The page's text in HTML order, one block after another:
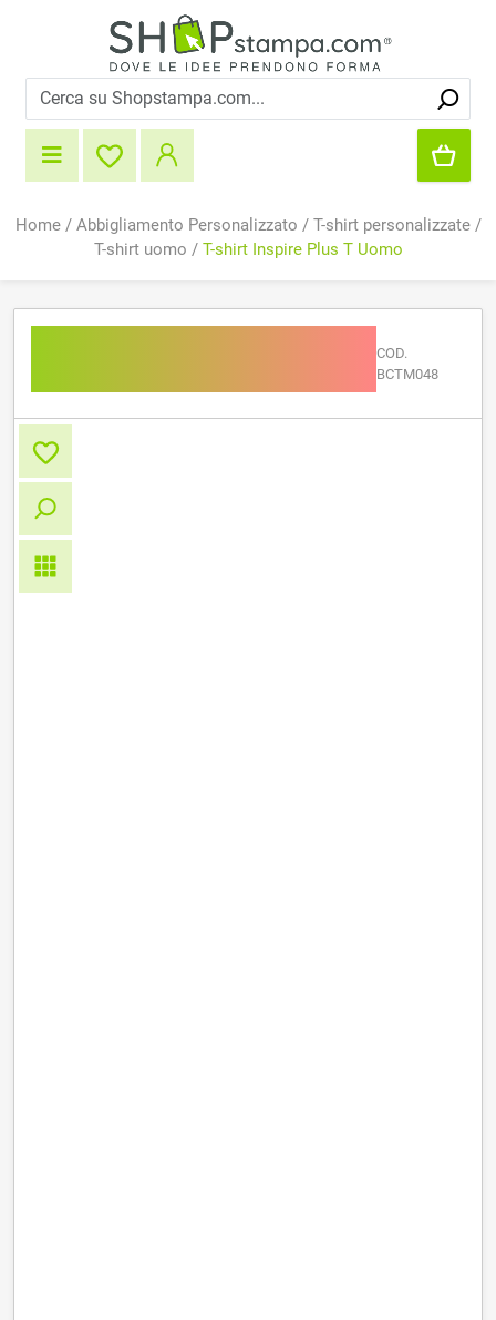
Home/ Abbigliamento Personalizzato / T-shirt personalizzate/
T-shirt uomo / T-shirt Inspire Plus T Uomo
COD.
BCTM048